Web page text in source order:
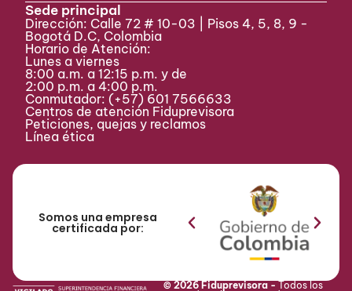
Sede principal
Dirección: Calle 72 # 10-03 | Pisos 4, 5, 8, 9 -
Bogotá D.C, Colombia
Horario de Atención:
Lunes a viernes
8:00 a.m. a 12:15 p.m. y de
2:00 p.m. a 4:00 p.m.
Conmutador: (+57) 601 7566633
Centros de atención Fiduprevisora
Peticiones, quejas y reclamos
Línea ética
Somos una empresa
certificada por:
© 2026 Fiduprevisora -Todos los